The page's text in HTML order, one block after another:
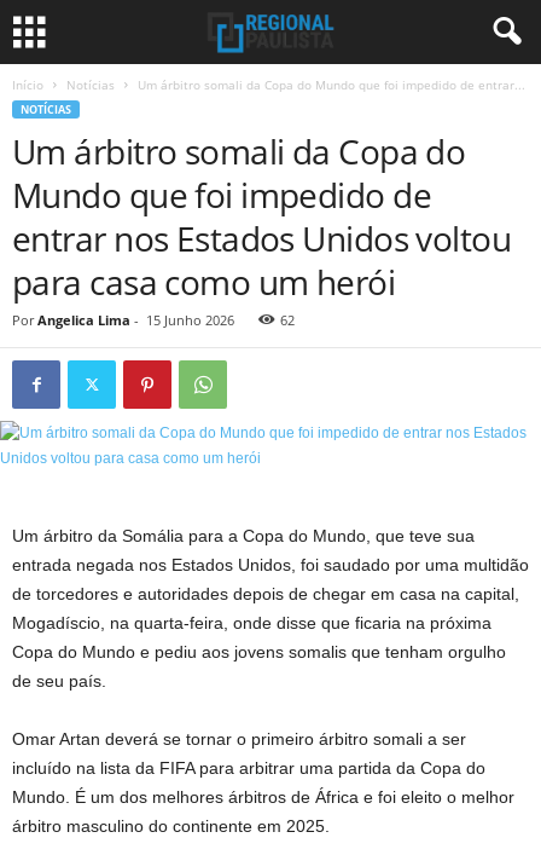
Início Notícias Um árbitro somali da Copa do Mundo que foi impedido de entrar...
NOTÍCIAS
Um árbitro somali da Copa do
Mundo que foi impedido de
entrar nos Estados Unidos voltou
para casa como um herói
Por Angelica Lima - 15 Junho 2026 62
Um árbitro da Somália para a Copa do Mundo, que teve sua
entrada negada nos Estados Unidos, foi saudado por uma multidão
de torcedores e autoridades depois de chegar em casa na capital,
Mogadíscio, na quarta-feira, onde disse que ficaria na próxima
Copa do Mundo e pediu aos jovens somalis que tenham orgulho
de seu país.
Omar Artan deverá se tornar o primeiro árbitro somali a ser
incluído na lista da FIFA para arbitrar uma partida da Copa do
Mundo. É um dos melhores árbitros de África e foi eleito o melhor
árbitro masculino do continente em 2025.